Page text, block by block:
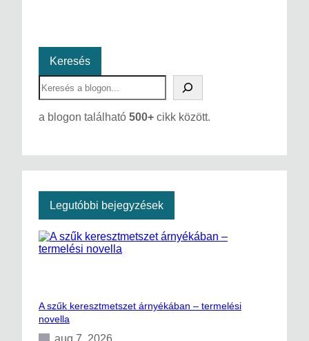
Keresés
S
e
r
a blogon található 500+ cikk között.
Legutóbbi bejegyzések
A szűk keresztmetszet árnyékában – termelési
novella